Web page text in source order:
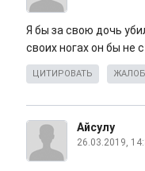
Я бы за свою дочь
своих ногах он бы не
ЦИТИРОВАТЬ
Айсулу
26.03.2019,